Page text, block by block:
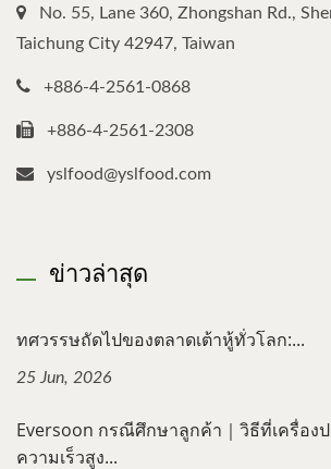
No. 55, Lane 360, Zhongshan Rd.,
Taichung City 42947, Taiwan
+886-4-2561-0868
+886-4-2561-2308
yslfood@yslfood.com
ข่าวล่าสุด
ทศวรรษถัดไปของตลาดเต้าหู้ทั่วโลก:...
25 Jun, 2026
Eversoon กรณีศึกษาลูกค้า｜วิธีที่เครื่อง
ความเร็วสูง...